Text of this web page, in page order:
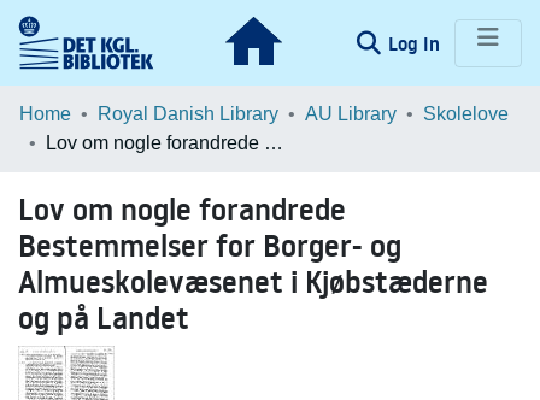
Log In (current)
Communities & Collections
Browse LOAR
Statistics
Home Royal Danish Library AU Library
Skolelove
Lov om nogle forandrede Bestemmelser for Borger- og Almueskolevæsenet i Kjøbstæderne og på Landet
Lov om nogle forandrede
Bestemmelser for Borger- og
Almueskolevæsenet i Kjøbstæderne
og på Landet